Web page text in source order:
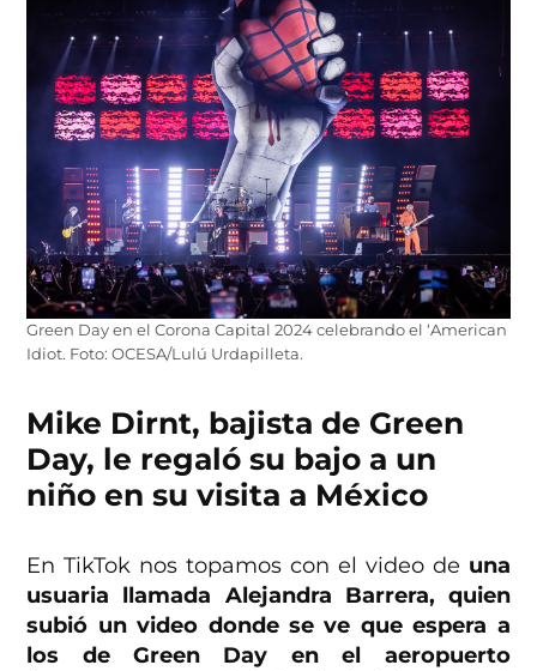
Green Day en el Corona Capital 2024 celebrando el ‘American
Idiot. Foto: OCESA/Lulú Urdapilleta.
Mike Dirnt, bajista de Green
Day, le regaló su bajo a un
niño en su visita a México
En TikTok nos topamos con el video de una
usuaria llamada Alejandra Barrera, quien
subió un video donde se ve que espera a
los de Green Day en el aeropuerto